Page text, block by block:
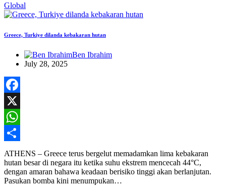
Global
Greece, Turkiye dilanda kebakaran hutan
Ben Ibrahim
July 28, 2025
Facebook
X
WhatsApp
Share
ATHENS – Greece terus bergelut memadamkan lima kebakaran
hutan besar di negara itu ketika suhu ekstrem mencecah 44°C,
dengan amaran bahawa keadaan berisiko tinggi akan berlanjutan.
Pasukan bomba kini menumpukan…